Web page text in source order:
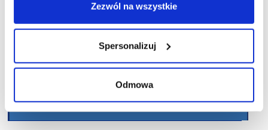
Zezwól na wszystkie
Spersonalizuj
Odmowa